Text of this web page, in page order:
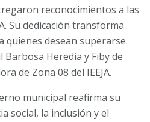
reconocimientos a las
Su dedicación transforma
quienes desean superarse.
Heredia y Fiby de
de Zona 08 del IEEJA.
municipal reafirma su
social, la inclusión y el